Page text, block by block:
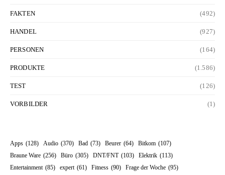
FAKTEN (492)
HANDEL (927)
PERSONEN (164)
PRODUKTE (1.586)
TEST (126)
VORBILDER (1)
Apps (128) Audio (370) Bad (73) Beurer (64) Bitkom (107)
Braune Ware (256) Büro (305) DNT/FNT (103) Elektrik (113)
Entertainment (85) expert (61) Fitness (90) Frage der Woche (95)